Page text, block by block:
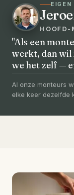
EIGEN
HOOFD-
"Als een
werkt, dan wil
we het zelf —
Al onze monteurs
elke keer dezelfde
VOORHEEN → NA
Uw
3-5 dagen
levertijd van